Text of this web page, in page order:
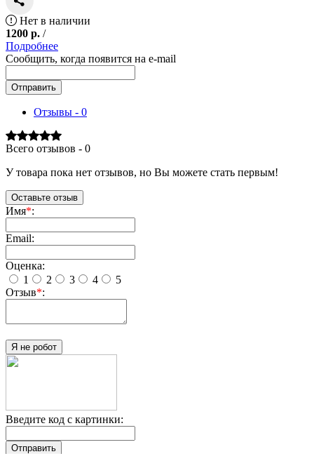
Нет в наличии
1200 р. /
Подробнее
Сообщить, когда появится на e-mail
Отправить
Отзывы - 0
Всего отзывов - 0
У товара пока нет отзывов, но Вы можете стать первым!
Оставьте отзыв
Имя*:
Email:
Оценка:
1
2 3 4
5
Отзыв*:
Я не робот
Введите код с картинки: